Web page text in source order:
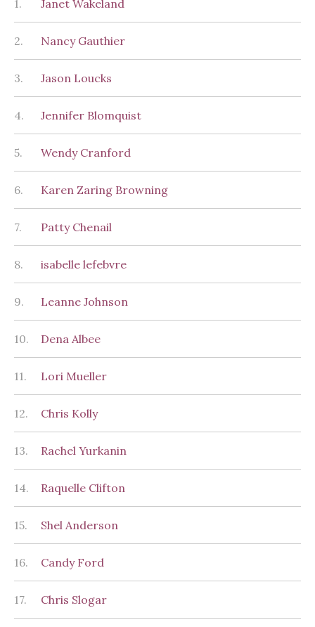
1. Janet Wakeland
2. Nancy Gauthier
3. Jason Loucks
4. Jennifer Blomquist
5. Wendy Cranford
6. Karen Zaring Browning
7. Patty Chenail
8. isabelle lefebvre
9. Leanne Johnson
10. Dena Albee
11. Lori Mueller
12. Chris Kolly
13. Rachel Yurkanin
14. Raquelle Clifton
15. Shel Anderson
16. Candy Ford
17. Chris Slogar